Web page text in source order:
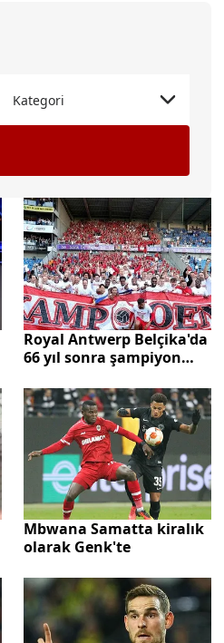
Kategori
Royal Antwerp Belçika'da
66 yıl sonra şampiyon
Mbwana Samatta kiralık
olarak Genk'te